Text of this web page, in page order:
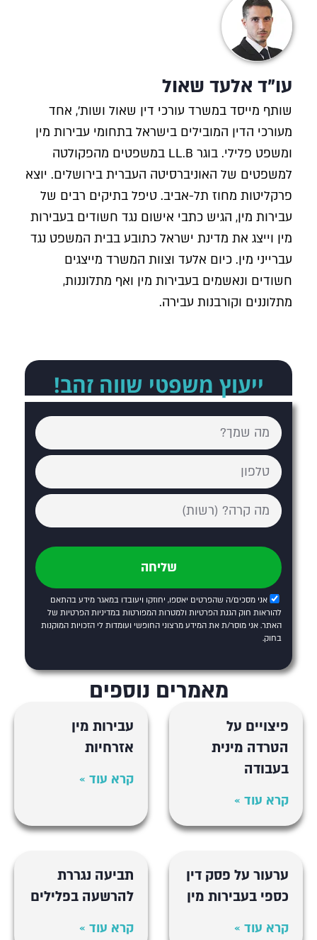
עו"ד אלעד שאול
שותף מייסד במשרד עורכי דין שאול ושות', אחד
מעורכי הדין המובילים בישראל בתחומי עבירות מין
ומשפט פלילי. בוגר LL.B במשפטים מהפקולטה
למשפטים של האוניברסיטה העברית בירושלים. יוצא
פרקליטות מחוז תל-אביב. טיפל בתיקים רבים של
עבירות מין, הגיש כתבי אישום נגד חשודים בעבירות
מין וייצג את מדינת ישראל כתובע בבית המשפט נגד
עברייני מין. כיום אלעד וצוות המשרד מייצגים
חשודים ונאשמים בעבירות מין ואף מתלוננות,
מתלוננים וקורבנות עבירה.
ייעוץ משפטי שווה זהב!
אני מסכים/ה שהפרטים יאספו, יחוזקו ויעובדו במאגר מידע בהתאם
להוראות חוק הגנת הפרטיות ולמטרות המפורטות במדיניות הפרטיות של
האתר. אני מוסר/ת את המידע מרצוני החופשי ועומדות לי הזכויות המוקנות
בחוק.
שליחה
מאמרים נוספים
פיצויים על
הטרדה מינית
בעבודה
קרא עוד »
עבירות מין
אזרחיות
קרא עוד »
ערעור על פסק דין
כספי בעבירות מין
קרא עוד »
תביעה נגררת
להרשעה בפלילים
קרא עוד »